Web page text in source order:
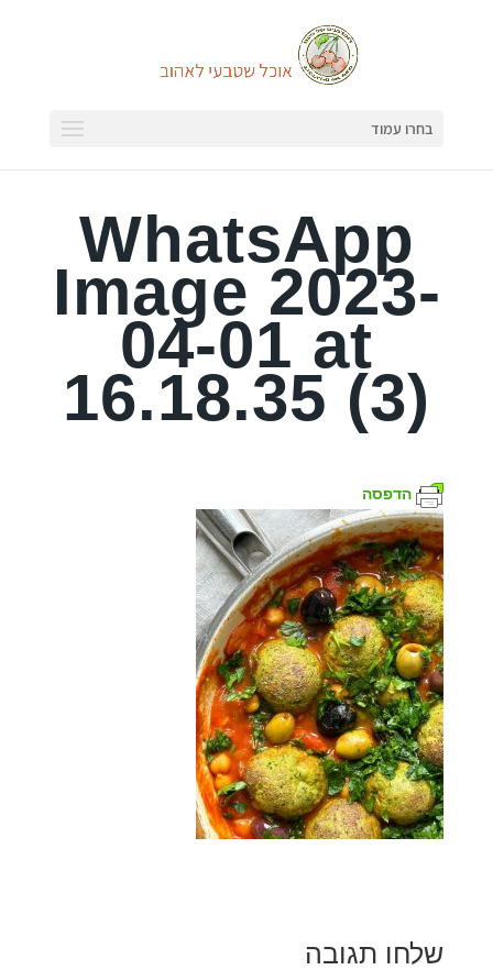
בחרו עמוד
WhatsApp
Image 2023-
04-01 at
16.18.35 (3)
הדפסה
שלחו תגובה